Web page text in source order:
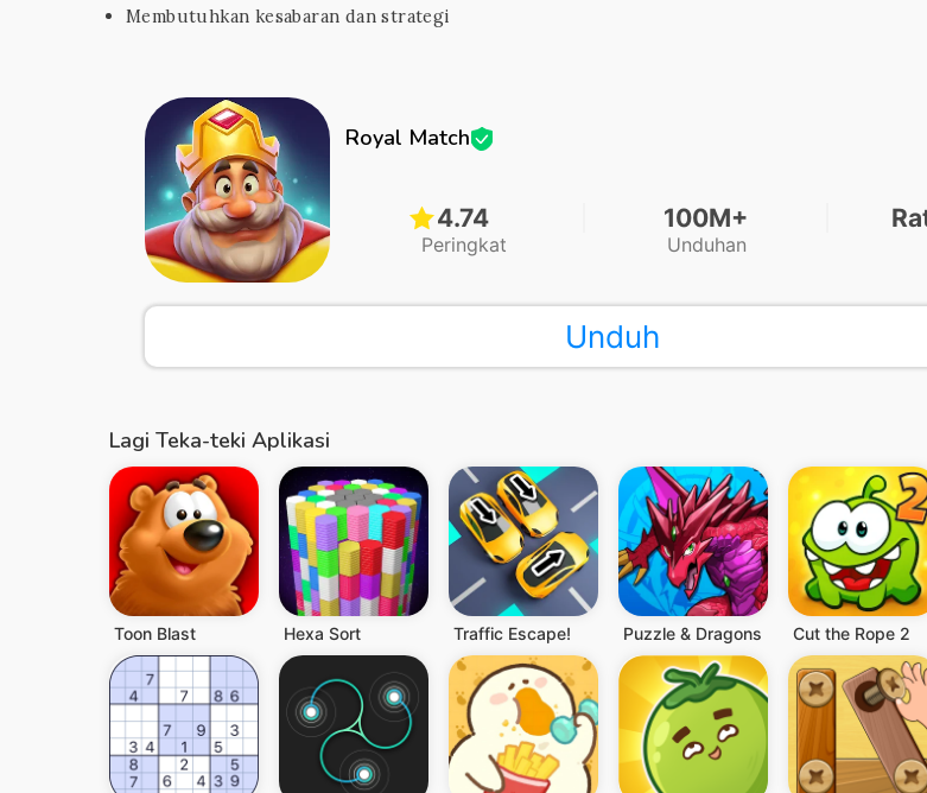
Membutuhkan kesabaran dan strategi
Royal Match
4.74
Peringkat
100M+
Unduhan
Unduh
Lagi Teka-teki Aplikasi
Toon Blast Hexa Sort Traffic Escape! Puzzle & Dragons Cut the Rope 2